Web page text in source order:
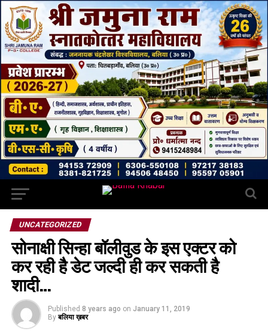
UNCATEGORIZED
सोनाक्षी सिन्हा बॉलीवुड के इस एक्टर को
कर रही है डेट जल्दी ही कर सकती है
शादी…
Published 8 years ago on January 11, 2019
By बलिया ख़बर